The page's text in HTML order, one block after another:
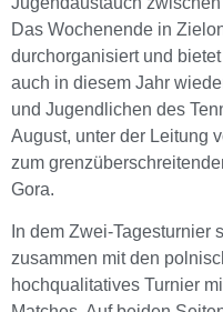
Das Wochenende in
durchorganisiert und
auch in diesem Jahr
und Jugendlichen des
August, unter der Leitung
zum
Gora.
In dem Zwei-Tagesturnier
zusammen mit den
hochqualitatives Turnier